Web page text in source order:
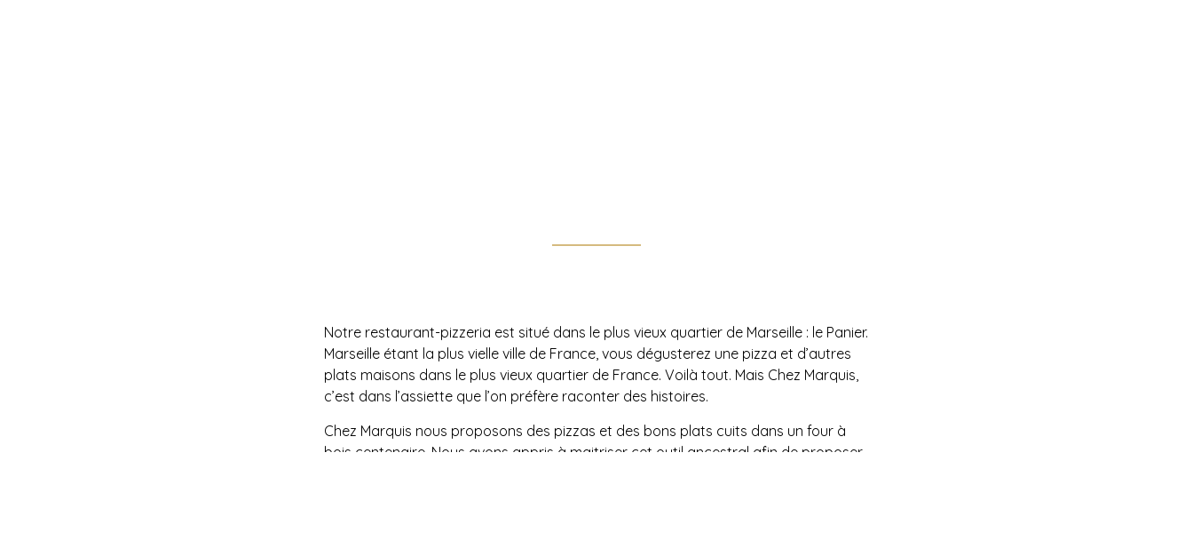
Notre restaurant-pizzeria est situé dans le plus vieux quartier de Marseille : le Panier.
Marseille étant la plus vielle ville de France, vous dégusterez une pizza et d’autres
plats maisons dans le plus vieux quartier de France. Voilà tout. Mais Chez Marquis,
c’est dans l’assiette que l’on préfère raconter des histoires.
Chez Marquis nous proposons des pizzas et des bons plats cuits dans un four à
bois centenaire. Nous avons appris à maitriser cet outil ancestral afin de proposer